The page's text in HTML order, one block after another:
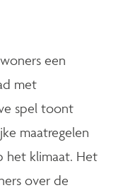
een
met
spel toont
maatregelen
het klimaat. Het
over de